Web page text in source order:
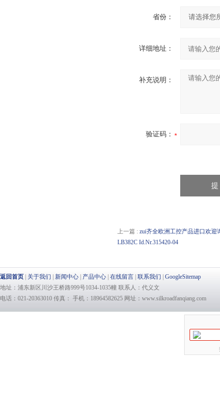
省份：
详细地址：
补充说明：
验证码：
上一篇 : zui齐全欧洲工控产品进口欢迎
LB382C Id.Nr.315420-04
返回首页 关于我们 新闻中心 产品中心 在线留言 联系我们
GoogleSitemap
地址：浦东新区川沙王桥路999号1034-1035幢 联系人：代义文
电话：021-20363010 传真： 手机：18964582625 网址：www.silkroadfanqiang.com